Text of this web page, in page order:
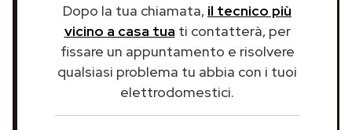
Dopo la tua chiamata, il tecnico più
vicino a casa tua ti contatterà, per
fissare un appuntamento e risolvere
qualsiasi problema tu abbia con i tuoi
elettrodomestici.